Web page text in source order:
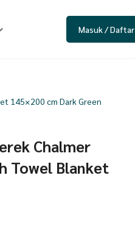
Masuk / Daftar
145×200 cm Dark Green
Chalmer
Towel Blanket